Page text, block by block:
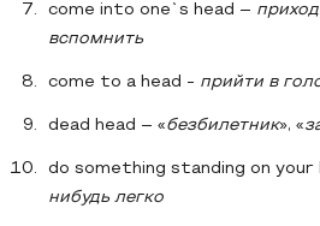
come into one`s head –
вспомнить
come to a head - прийти в
dead head – «безбилетник», «
do something standing on your
нибудь легко